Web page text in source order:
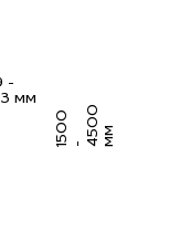
1
5
0
0 -
4
5
0 0
м м
-
мм